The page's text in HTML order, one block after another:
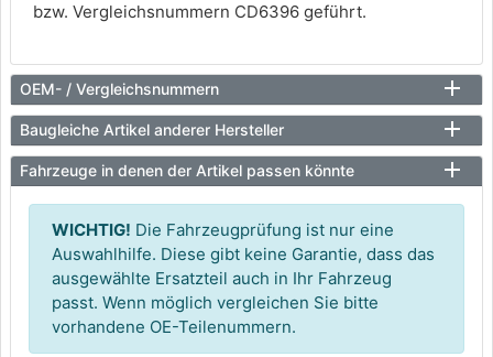
bzw. Vergleichsnummern CD6396 geführt.
OEM- / Vergleichsnummern
Baugleiche Artikel anderer Hersteller
Fahrzeuge in denen der Artikel passen könnte
WICHTIG! Die Fahrzeugprüfung ist nur eine
Auswahlhilfe. Diese gibt keine Garantie, dass das
ausgewählte Ersatzteil auch in Ihr Fahrzeug
passt. Wenn möglich vergleichen Sie bitte
vorhandene OE-Teilenummern.